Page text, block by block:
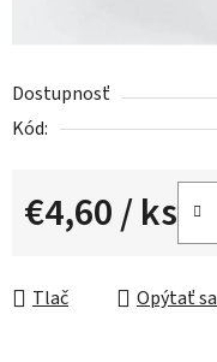
Dostupnosť
Kód:
€4,60/ ks
Tlač Opýtať sa